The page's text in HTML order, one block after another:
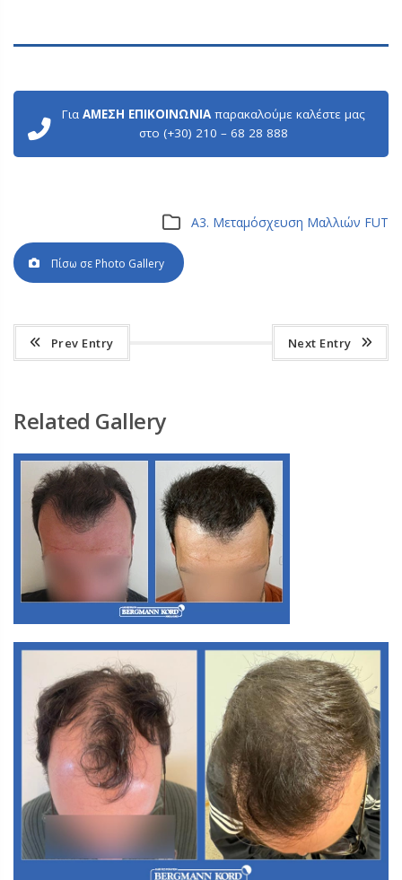
Για ΑΜΕΣΗ ΕΠΙΚΟΙΝΩΝΙΑπαρακαλούμε καλέστε μας
στο (+30) 210 – 68 28 888
Α3. Μεταμόσχευση Μαλλιών FUT
Πίσω σε Photo Gallery
Prev Entry Next Entry
Related Gallery
Α3. Μεταμόσχευση Μαλλιών FUT